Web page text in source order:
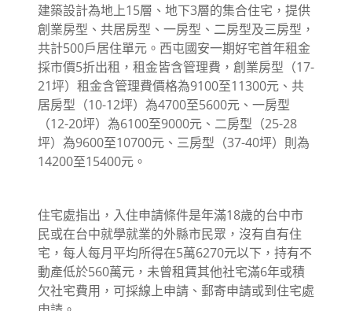
建築設計為地上15層、地下3層的集合住宅，提供
創業房型、共居房型、一房型、二房型及三房型，
共計500戶居住單元。西屯國安一期好宅首年租金
採市價5折出租，租金皆含管理費，創業房型（17-
21坪）租金含管理費價格為9100至11300元、共
居房型（10-12坪）為4700至5600元、一房型
（12-20坪）為6100至9000元、二房型（25-28
坪）為9600至10700元、三房型（37-40坪）則為
14200至15400元。
住宅處指出，入住申請條件是年滿18歲的台中市
民或在台中就學就業的外縣市民眾，沒有自有住
宅，每人每月平均所得在5萬6270元以下，持有不
動產低於560萬元，未曾租賃其他社宅滿6年或積
欠社宅費用，可採線上申請、郵寄申請或到住宅處